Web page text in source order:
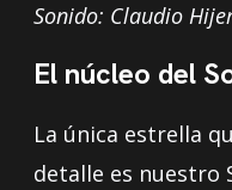
Sonido: Claudio
El núcleo del
La única estrella
detalle es nuestro